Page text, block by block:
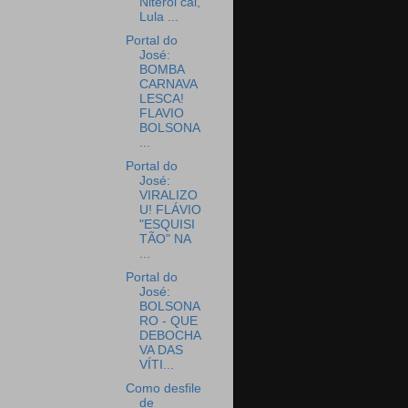
Lula ...
Portal do
José:
BOMBA
CARNAVA
LESCA!
FLAVIO
BOLSONA
...
Portal do
José:
VIRALIZO
U! FLÁVIO
"ESQUISI
TÃO" NA
...
Portal do
José:
BOLSONA
RO - QUE
DEBOCHA
VA DAS
VÍTI...
Como desfile
de